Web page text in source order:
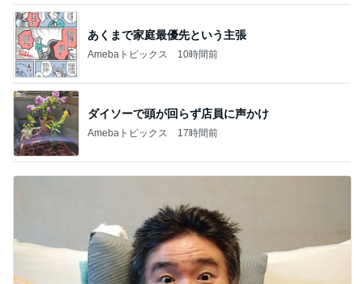
あくまで家庭最優先という主張
Amebaトピックス 10時間前
ダイソーで頭が回らず店員に声かけ
Amebaトピックス 17時間前